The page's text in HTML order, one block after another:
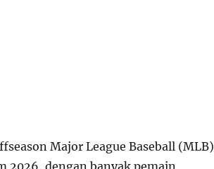
Major League Baseball (MLB)
2026, dengan banyak pemain